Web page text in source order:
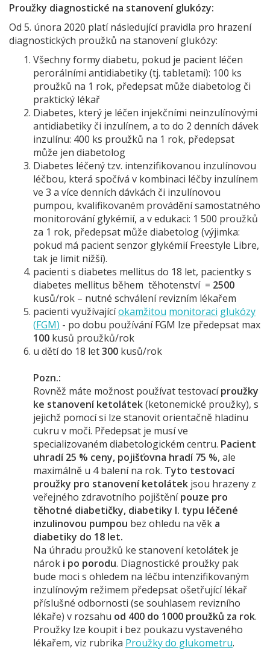
Proužky diagnostické na stanovení glukózy:
Od 5. února 2020 platí následující pravidla pro hrazení
diagnostických proužků na stanovení glukózy:
Všechny formy diabetu, pokud je pacient léčen
perorálními antidiabetiky (tj. tabletami): 100 ks
proužků na 1 rok, předepsat může diabetolog či
praktický lékař
Diabetes, který je léčen injekčními neinzulínovými
antidiabetiky či inzulínem, a to do 2 denních dávek
inzulínu: 400 ks proužků na 1 rok, předepsat
může jen diabetolog
Diabetes léčený tzv. intenzifikovanou inzulínovou
léčbou, která spočívá v kombinaci léčby inzulínem
ve 3 a více denních dávkách či inzulínovou
pumpou, kvalifikovaném provádění samostatného
monitorování glykémií, a v edukaci: 1 500 proužků
za 1 rok, předepsat může diabetolog (výjimka:
pokud má pacient senzor glykémií Freestyle Libre,
tak je limit nižší).
pacienti s diabetes mellitus do 18 let, pacientky s
diabetes mellitus během těhotenství = 2500
kusů/rok – nutné schválení revizním lékařem
pacienti využívajícíokamžitou monitoraci glukózy
(FGM) - po dobu používání FGM lze předepsat max
100 kusů proužků/rok
u dětí do 18 let300 kusů/rok
Pozn.:
Rovněž máte možnost používat testovacíproužky
ke stanovení ketolátek(ketonemické proužky), s
jejichž pomocí si lze stanovit orientačně hladinu
cukru v moči. Předepsat je musí ve
specializovaném diabetologickém centru. Pacient
uhradí 25 % ceny, pojišťovna hradí 75 %, ale
maximálně u 4 balení na rok. Tyto testovací
proužky pro stanovení ketolátek jsou hrazeny z
veřejného zdravotního pojištěnípouze pro
těhotné diabetičky, diabetiky I. typu léčené
inzulinovou pumpou bez ohledu na věk a
diabetiky do 18 let.
Na úhradu proužků ke stanovení ketolátek je
nárok i po porodu. Diagnostické proužky pak
bude moci s ohledem na léčbu intenzifikovaným
inzulínovým režimem předepsat ošetřující lékař
příslušné odbornosti (se souhlasem revizního
lékaře) v rozsahu od 400 do 1000 proužků za rok.
Proužky lze koupit i bez poukazu vystaveného
lékařem, viz rubrika Proužky do glukometru.